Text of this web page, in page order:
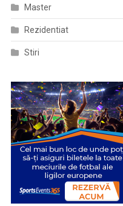
Master
Rezidentiat
Stiri